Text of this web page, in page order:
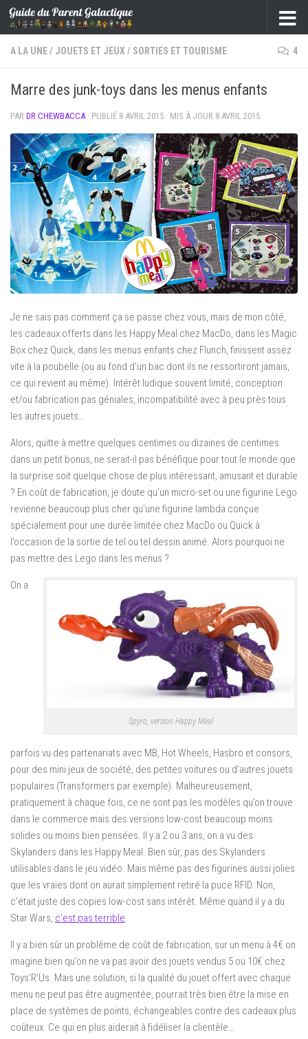
Skip to content
A LA UNE/ JOUETS ET JEUX/ SORTIES ET TOURISME 4
Marre des junk-toys dans les menus enfants
PAR DR CHEWBACCA · PUBLIÉ 8 AVRIL 2015 · MIS À JOUR 8 AVRIL 2015
Je ne sais pas comment ça se passe chez vous, mais de mon côté,
les cadeaux offerts dans les Happy Meal chez MacDo, dans les Magic
Box chez Quick, dans les menus enfants chez Flunch, finissent assez
vite à la poubelle (ou au fond d’un bac dont ils ne ressortiront jamais,
ce qui revient au même). Intérêt ludique souvent limité, conception
et/ou fabrication pas géniales, incompatibilité avec à peu près tous
les autres jouets…
Alors, quitte à mettre quelques centimes ou dizaines de centimes
dans un petit bonus, ne serait-il pas bénéfique pour tout le monde que
la surprise soit quelque chose de plus intéressant, amusant et durable
? En coût de fabrication, je doute qu’un micro-set ou une figurine Lego
revienne beaucoup plus cher qu’une figurine lambda conçue
spécialement pour une durée limitée chez MacDo ou Quick à
l’occasion de la sortie de tel ou tel dessin animé. Alors pourquoi ne
pas mettre des Lego dans les menus ?
Spyro, version Happy Meal
On a
parfois vu des partenariats avec MB, Hot Wheels, Hasbro et consors,
pour des mini jeux de société, des petites voitures ou d’autres jouets
populaires (Transformers par exemple). Malheureusement,
pratiquement à chaque fois, ce ne sont pas les modèles qu’on trouve
dans le commerce mais des versions low-cost beaucoup moins
solides ou moins bien pensées. Il y a 2 ou 3 ans, on a vu des
Skylanders dans les Happy Meal. Bien sûr, pas des Skylanders
utilisables dans le jeu vidéo. Mais même pas des figurines aussi jolies
que les vraies dont on aurait simplement retiré la puce RFID. Non,
c’était juste des copies low-cost sans intérêt. Même quand il y a du
Star Wars, c’est pas terrible.
Il y a bien sûr un problème de coût de fabrication, sur un menu à 4€ on
imagine bien qu’on ne va pas avoir des jouets vendus 5 ou 10€ chez
Toys’R’Us. Mais une solution, si la qualité du jouet offert avec chaque
menu ne peut pas être augmentée, pourrait très bien être la mise en
place de systèmes de points, échangeables contre des cadeaux plus
coûteux. Ce qui en plus aiderait à fidéliser la clientèle…